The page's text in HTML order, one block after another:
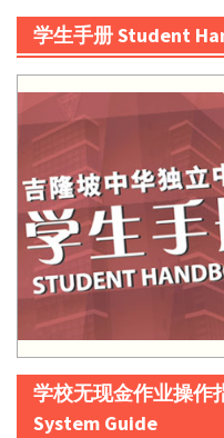
学生手册 Student
学校无现金作业操作
System Guide